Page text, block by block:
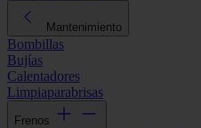
Mantenimiento
Bombillas
Bujías
Calentadores
Limpiaparabrisas
Frenos